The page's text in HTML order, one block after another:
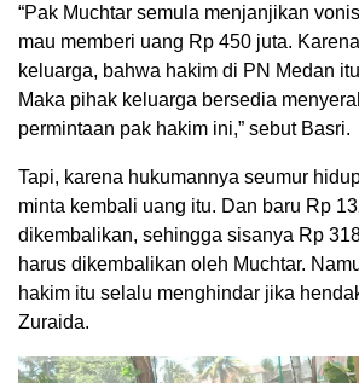
“Pak Muchtar semula menjanjikan
mau memberi uang Rp 450 juta.
keluarga, bahwa hakim di PN Medan
Maka pihak keluarga bersedia
permintaan pak hakim ini,” sebut Basri.
Tapi, karena hukumannya seumur
minta kembali uang itu. Dan baru Rp
dikembalikan, sehingga sisanya Rp
harus dikembalikan oleh Muchtar.
hakim itu selalu menghindar jika
Zuraida.